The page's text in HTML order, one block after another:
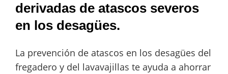
derivadas de atascos severos
en los desagües.
La prevención de atascos en los desagües del
fregadero y del lavavajillas te ayuda a ahorrar